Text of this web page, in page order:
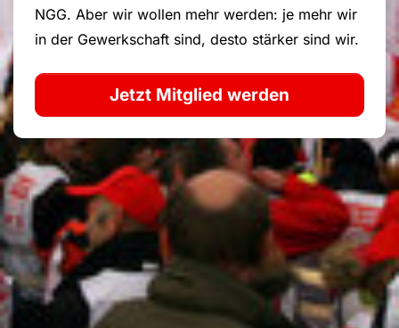
NGG. Aber wir wollen mehr werden: je mehr wir
in der Gewerkschaft sind, desto stärker sind wir.
Jetzt Mitglied werden